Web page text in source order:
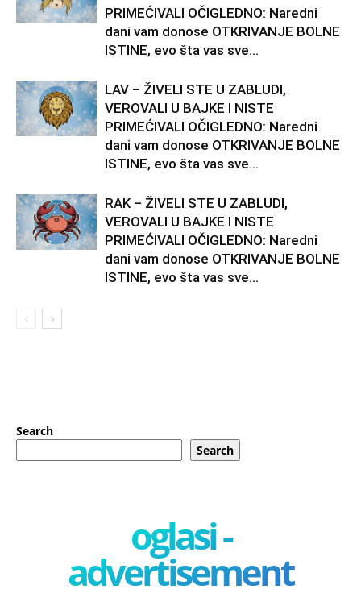
PRIMEĆIVALI OČIGLEDNO: Naredni
dani vam donose OTKRIVANJE BOLNE
ISTINE, evo šta vas sve...
LAV – ŽIVELI STE U ZABLUDI,
VEROVALI U BAJKE I NISTE
PRIMEĆIVALI OČIGLEDNO: Naredni
dani vam donose OTKRIVANJE BOLNE
ISTINE, evo šta vas sve...
RAK – ŽIVELI STE U ZABLUDI,
VEROVALI U BAJKE I NISTE
PRIMEĆIVALI OČIGLEDNO: Naredni
dani vam donose OTKRIVANJE BOLNE
ISTINE, evo šta vas sve...
Search
Search
oglasi -
advertisement